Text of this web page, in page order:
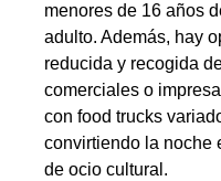
menores de 16 años
adulto. Además, hay
reducida y recogida
comerciales o
con food trucks
convirtiendo la noche
de ocio cultural.